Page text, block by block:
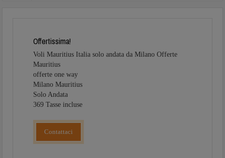
Offertissima!
Voli Mauritius Italia solo andata da Milano Offerte
Mauritius
offerte one way
Milano Mauritius
Solo Andata
369 Tasse incluse
Contattaci